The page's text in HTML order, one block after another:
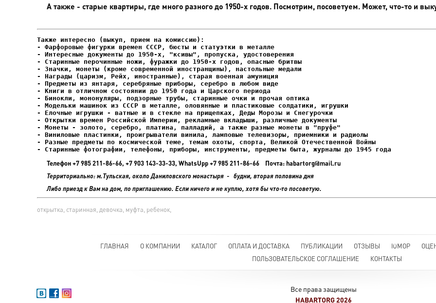
А также - старые квартиры, где много разного до 1950-х годов. Посмотрим, посоветуем. Может, что-то и
- Фарфоровые фигурки времен СССР, бюсты и статуэтки в металле
- Интересные документы до 1950-х, "ксивы", пропуска, удостоверения
- Елочные игрушки - ватные и в стекле на прищепках, Деды Морозы и Снегурочки
- Старинные фотографии, телефоны, приборы, инструменты, предметы быта, журналы до 1945 года
Телефон +7 985 211-86-66, +7 903 143-33-33, WhatsUpp +7 985 211-86-66 Почта: habartorg@mail.ru
Территориально: м.Тульская, около Даниловского монастыря - будни, вторая половина дня
Либо приезд к Вам на дом, по приглашению. Если ничего и не куплю, хотя бы что-то посоветую.
открытка, старинная, девочка, муфта, ребенок,
ГЛАВНАЯ О КОМПАНИИ КАТАЛОГ ОПЛАТА И ДОСТАВКА ПУБЛИКАЦИИ ОТЗЫВЫ ЮМОР
ПОЛЬЗОВАТЕЛЬСКОЕ СОГЛАШЕНИЕ
КОНТАКТЫ
Все права защищены
HABARTORG 2026